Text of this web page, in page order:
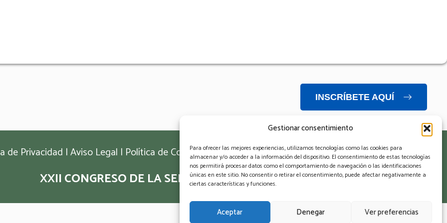
Gestionar consentimiento
Para ofrecer las mejores experiencias, utilizamos tecnologías como las cookies para
almacenar y/o acceder a la información del dispositivo. El consentimiento de estas tecnologías
nos permitirá procesar datos como el comportamiento de navegación o las identificaciones
únicas en este sitio. No consentir o retirar el consentimiento, puede afectar negativamente a
ciertas características y funciones.
Aceptar Denegar Ver preferencias
INSCRÍBETE AQUÍ
de Privacidad |Aviso Legal | Política de Cookies|Contacto
XXII CONGRESO DE LA SEF